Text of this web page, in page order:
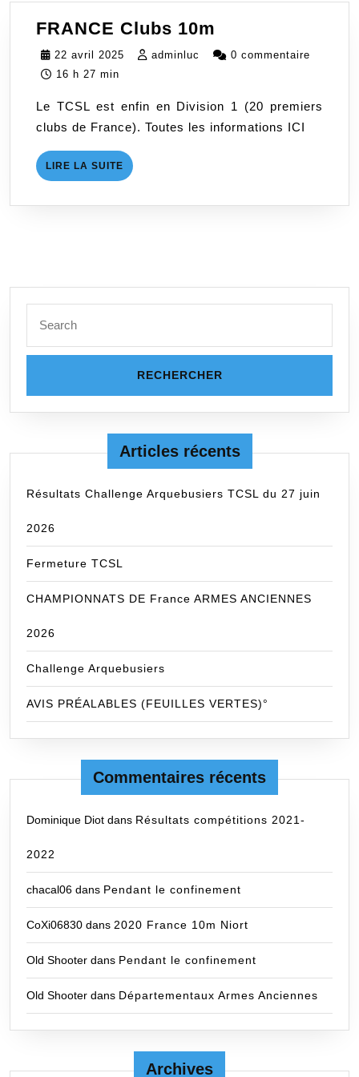
FRANCE Clubs 10m
Clubs
22 avril 2025
22
adminluc adminluc0 commentaire
16 h 27 min
Le TCSL est enfin en Division 1 (20 premiers
clubs de France). Toutes les informations ICI
LIRE LA SUITE LIRE
LA
for:
Articles récents
Résultats Challenge Arquebusiers TCSL du 27 juin
2026
Fermeture TCSL
CHAMPIONNATS DE France ARMES ANCIENNES
2026
Challenge Arquebusiers
AVIS PRÉALABLES (FEUILLES VERTES)°
Commentaires récents
Dominique Diot dans Résultats compétitions 2021-
2022
chacal06 dans Pendant le confinement
CoXi06830 dans 2020 France 10m Niort
Old Shooter dans Pendant le confinement
Old Shooter dans Départementaux Armes Anciennes
Archives